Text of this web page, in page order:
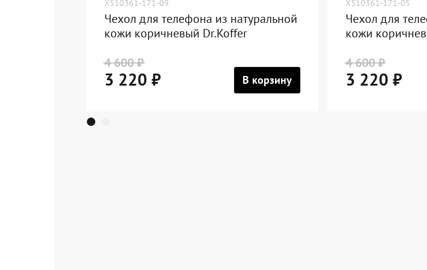
X510361-171-09
Чехол для телефона из натуральной
кожи коричневый Dr.Koffer
4 600 ₽
3 220 ₽ В корзину
X510361-171-05
Чехол для
кожи
4 600 ₽
3 220 ₽